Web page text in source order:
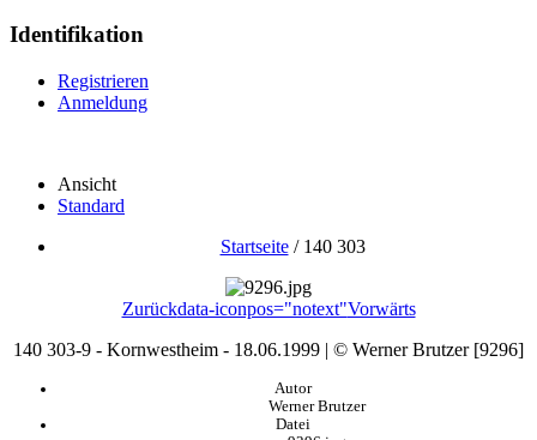
Identifikation
Registrieren
Anmeldung
Ansicht
Standard
Startseite/ 140 303
Zurückdata-iconpos="notext"Vorwärts
140 303-9 - Kornwestheim - 18.06.1999 | © Werner Brutzer [9296]
Autor
Werner Brutzer
Datei